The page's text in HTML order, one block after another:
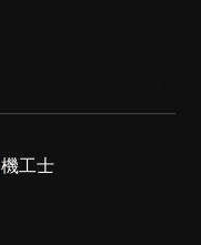
機工士